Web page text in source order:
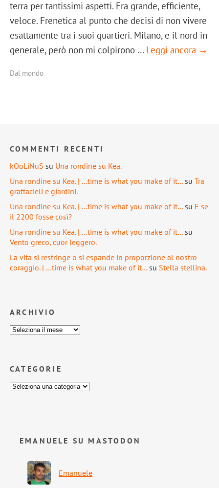
terra per tantissimi aspetti. Era grande, efficiente,
veloce. Frenetica al punto che decisi di non vivere
esattamente tra i suoi quartieri. Milano, e il nord in
generale, però non mi colpirono … Leggi ancora →
Dal mondo
COMMENTI RECENTI
kOoLiNuS su Una rondine su Kea.
Una rondine su Kea. | …time is what you make of it… su Tra
grattacieli e giardini.
Una rondine su Kea. | …time is what you make of it… su E se
il 2200 fosse così?
Una rondine su Kea. | …time is what you make of it… su
Vento greco, cuor leggero.
La vita si restringe o si espande in proporzione al nostro
coraggio. | …time is what you make of it… su Stella stellina.
ARCHIVIO
CATEGORIE
EMANUELE SU MASTODON
Emanuele